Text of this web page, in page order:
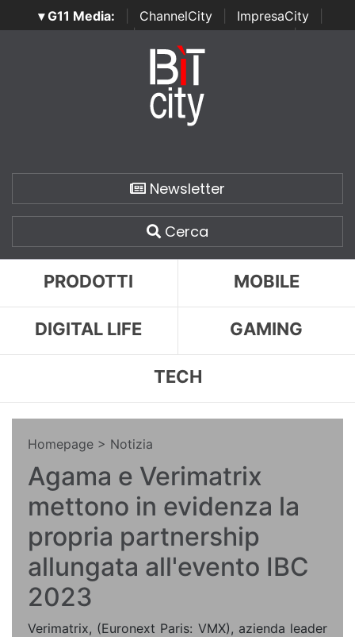
▾ G11 Media: ChannelCity ImpresaCity
SecurityOpenLab | Italian Channel Awards | Italian
Italian Security Awards
Newsletter
Cerca
PRODOTTI MOBILE
DIGITAL LIFE GAMING
TECH
Homepage > Notizia
Agama e Verimatrix
mettono in evidenza la
propria partnership
allungata all'evento IBC
2023
Verimatrix, (Euronext Paris: VMX), azienda leader